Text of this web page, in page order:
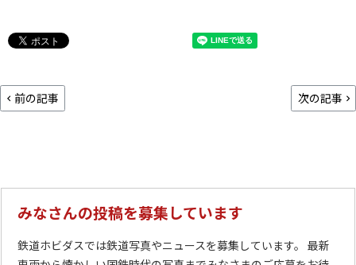
前の記事 次の記事
みなさんの投稿を募集しています
鉄道ホビダスでは鉄道写真やニュースを募集しています。 最新